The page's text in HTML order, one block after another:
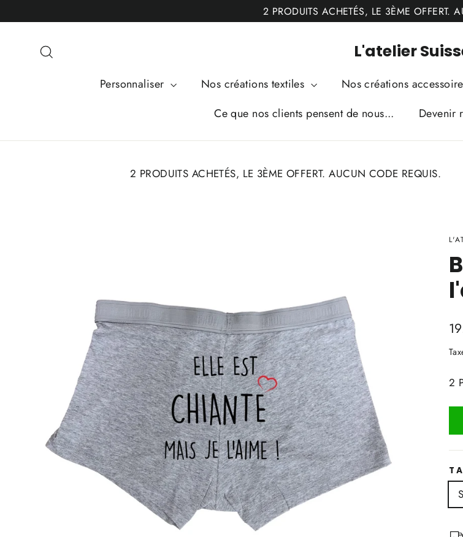
au
2 PRODUITS ACHETÉS, LE 3ÈME OFFERT.
L'atelier
Personnaliser Nos créations textiles Nos créations
Ce que nos clients pensent de nous...
Devenir
2 PRODUITS ACHETÉS, LE 3ÈME OFFERT. AUCUN CODE REQUIS.
Prix
2
S